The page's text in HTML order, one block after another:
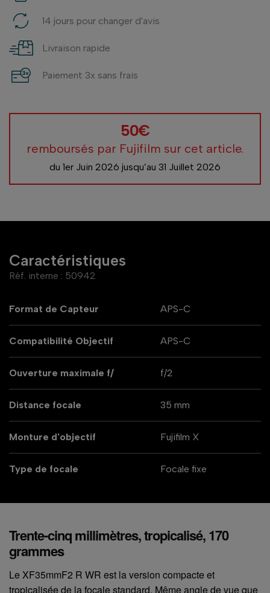
14 jours pour changer d'avis
Livraison rapide
Paiement 3x sans frais
50€
remboursés par Fujifilm sur cet article.
du 1er Juin 2026 jusqu’au 31 Juillet 2026
Caractéristiques
Réf. interne : 50942
Format de Capteur APS-C
Compatibilité Objectif APS-C
Ouverture maximale f/ f/2
Distance focale 35 mm
Monture d'objectif Fujifilm X
Type de focale Focale fixe
Trente-cinq millimètres, tropicalisé, 170
grammes
Le XF35mmF2 R WR est la version compacte et
tropicalisée de la focale standard. Même angle de vue que